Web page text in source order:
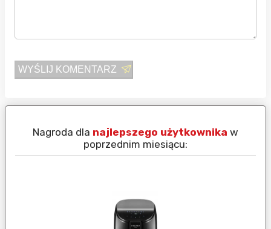
WYŚLIJ KOMENTARZ
Nagroda dla najlepszego użytkownika w
poprzednim miesiącu: